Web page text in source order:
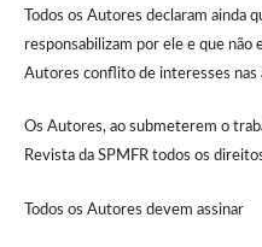
Todos os Autores declaram ainda
responsabilizam por ele e que não
Autores conflito de interesses
Os Autores, ao submeterem o
Revista da SPMFR todos os
Todos os Autores devem assinar